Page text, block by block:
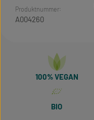
Produktnummer:
A004260
100% VEGAN
BIO